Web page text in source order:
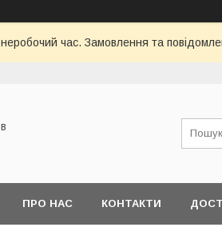
неробочий час. Замовлення та
ПРО НАС КОНТАКТИ